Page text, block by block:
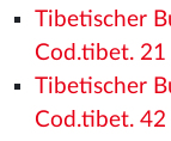
Tibetischer
Cod.tibet. 21
Tibetischer
Cod.tibet. 42